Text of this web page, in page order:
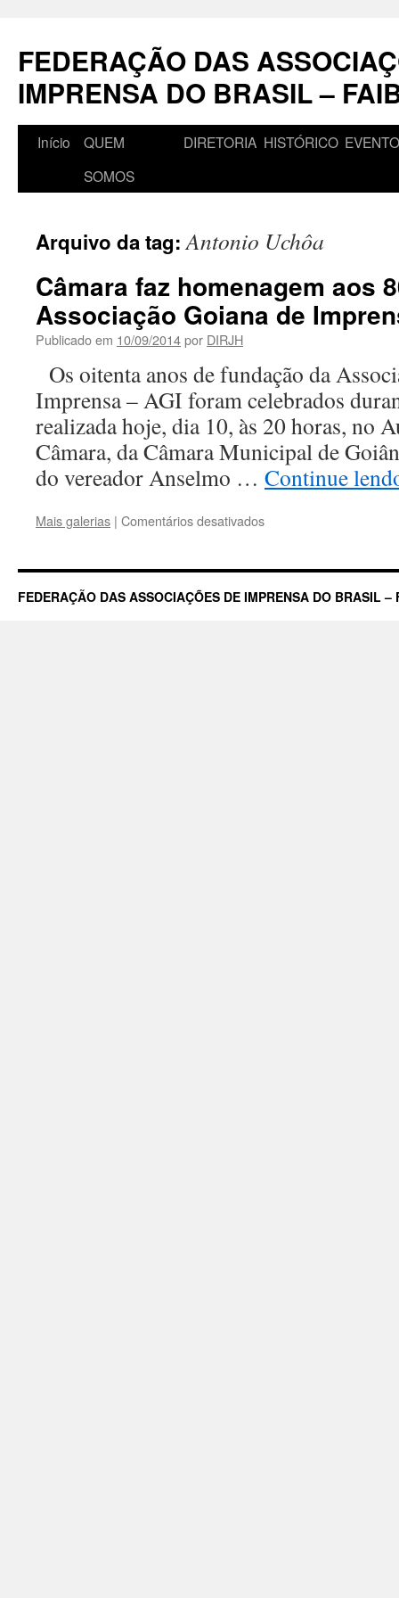
conteúdo
FEDERAÇÃO DAS
IMPRENSA DO BRASIL –
Início
QUEM
SOMOS
DIRETORIA HISTÓRICO
Arquivo da tag:Antonio Uchôa
Câmara faz homenagem aos
Associação Goiana de
Publicado em 10/09/2014por DIRJH
Os oitenta anos de fundação da
Imprensa – AGI foram celebrados
realizada hoje, dia 10, às 20 horas, no
Câmara, da Câmara Municipal de
do vereador Anselmo … Continue
Mais galerias | Comentários desativadosem
homenagem
aos
FEDERAÇÃO DAS ASSOCIAÇÕES DE IMPRENSA DO BRASIL –